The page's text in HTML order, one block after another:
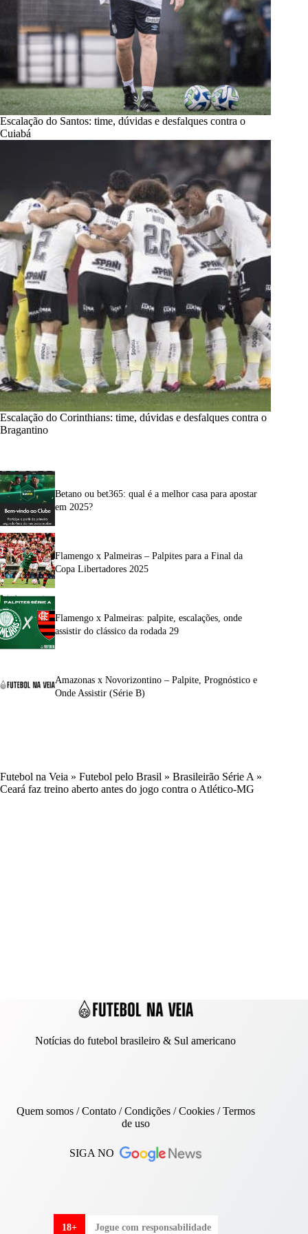
Escalação do Santos: time, dúvidas e desfalques contra o
Cuiabá
Escalação do Corinthians: time, dúvidas e desfalques contra o
Bragantino
Betano ou bet365: qual é a melhor casa para apostar
em 2025?
Flamengo x Palmeiras – Palpites para a Final da
Copa Libertadores 2025
Flamengo x Palmeiras: palpite, escalações, onde
assistir do clássico da rodada 29
Amazonas x Novorizontino – Palpite, Prognóstico e
Onde Assistir (Série B)
Futebol na Veia » Futebol pelo Brasil » Brasileirão Série A »
Ceará faz treino aberto antes do jogo contra o Atlético-MG
Notícias do futebol brasileiro & Sul americano
Quem somos/Contato/ Condições /Cookies/Termos
de uso
SIGA NO
18+ Jogue com responsabilidade